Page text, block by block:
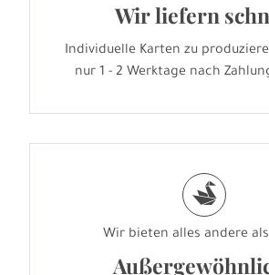
Wir liefern
Individuelle Karten zu
nur 1 - 2 Werktage nach
s
Wir bieten alles andere